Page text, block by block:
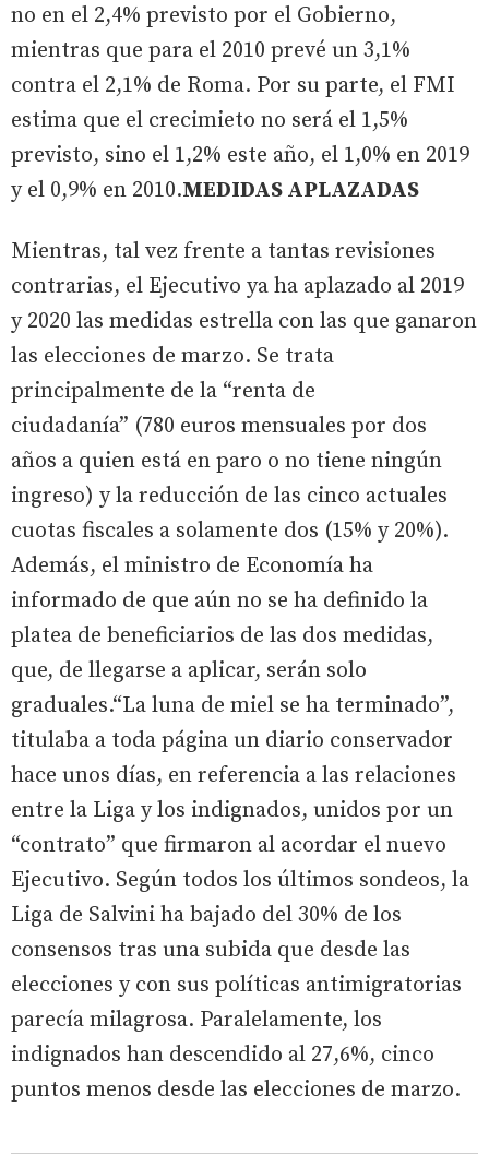
no en el 2,4% previsto por el Gobierno,
mientras que para el 2010 prevé un 3,1%
contra el 2,1% de Roma. Por su parte, el FMI
estima que el crecimieto no será el 1,5%
previsto, sino el 1,2% este año, el 1,0% en 2019
y el 0,9% en 2010.MEDIDAS APLAZADAS
Mientras, tal vez frente a tantas revisiones
contrarias, el Ejecutivo ya ha aplazado al 2019
y 2020 las medidas estrella con las que ganaron
las elecciones de marzo. Se trata
principalmente de la “renta de
ciudadanía” (780 euros mensuales por dos
años a quien está en paro o no tiene ningún
ingreso) y la reducción de las cinco actuales
cuotas fiscales a solamente dos (15% y 20%).
Además, el ministro de Economía ha
informado de que aún no se ha definido la
platea de beneficiarios de las dos medidas,
que, de llegarse a aplicar, serán solo
graduales.“La luna de miel se ha terminado”,
titulaba a toda página un diario conservador
hace unos días, en referencia a las relaciones
entre la Liga y los indignados, unidos por un
“contrato” que firmaron al acordar el nuevo
Ejecutivo. Según todos los últimos sondeos, la
Liga de Salvini ha bajado del 30% de los
consensos tras una subida que desde las
elecciones y con sus políticas antimigratorias
parecía milagrosa. Paralelamente, los
indignados han descendido al 27,6%, cinco
puntos menos desde las elecciones de marzo.